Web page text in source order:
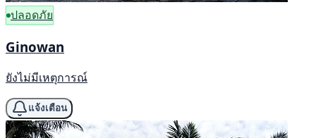
ปลอดภัย
Ginowan
ยังไม่มีเหตุการณ์
แจ้งเตือน